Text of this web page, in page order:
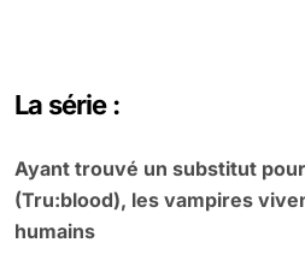
La série :
Ayant trouvé un substitut
(Tru:blood), les vampires
humains